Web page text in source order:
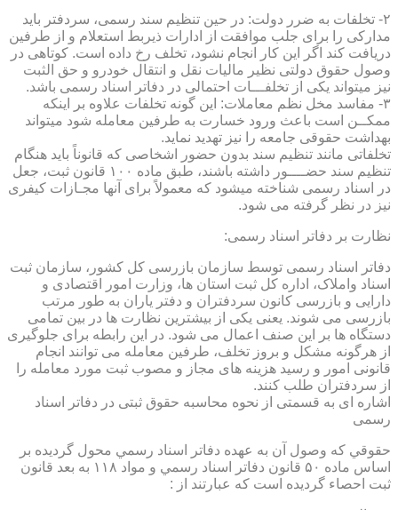
۲- تخلفات به ضرر دولت: در حین تنظیم سند رسمی، سردفتر باید
مدارکی را برای جلب موافقت از ادارات ذیربط استعلام و از طرفین
دریافت کند اگر این کار انجام نشود، تخلف رخ داده است. کوتاهی در
وصول حقوق دولتی نظیر مالیات نقل و انتقال خودرو و حق الثبت
نیز میتواند یکی از تخلفـــات احتمالی در دفاتر اسناد رسمی باشد.
۳- مفاسد مخل نظم معاملات: این گونه تخلفات علاوه بر اینکه
ممکــن است باعث ورود خسارت به طرفین معامله شود میتواند
بهداشت حقوقی جامعه را نیز تهدید نماید.
تخلفاتی مانند تنظیم سند بدون حضور اشخاصی که قانوناً باید هنگام
تنظیم سند حضــــور داشته باشند، طبق ماده ۱۰۰ قانون ثبت، جعل
در اسناد رسمی شناخته میشود که معمولاً برای آنها مجـازات کیفری
نیز در نظر گرفته می شود.
نظارت بر دفاتر اسناد رسمی:
دفاتر اسناد رسمی توسط سازمان بازرسی کل کشور، سازمان ثبت
اسناد واملاک، اداره کل ثبت استان ها، وزارت امور اقتصادی و
دارایی و بازرسی کانون سردفتران و دفتر یاران به طور مرتب
بازرسی می شوند. یعنی یکی از بیشترین نظارت ها در بین تمامی
دستگاه ها بر این صنف اعمال می شود. در این رابطه برای جلوگیری
از هرگونه مشکل و بروز تخلف، طرفین معامله می توانند انجام
قانونی امور و رسید هزینه های مجاز و مصوب ثبت مورد معامله را
از سردفتران طلب کنند.
اشاره ای به قسمتی از نحوه محاسبه حقوق ثبتی در دفاتر اسناد
رسمی
حقوقي كه وصول آن به عهده دفاتر اسناد رسمي محول گرديده بر
اساس ماده ۵۰ قانون دفاتر اسناد رسمي و مواد ۱۱۸ به بعد قانون
ثبت احصاء گرديده است كه عبارتند از :